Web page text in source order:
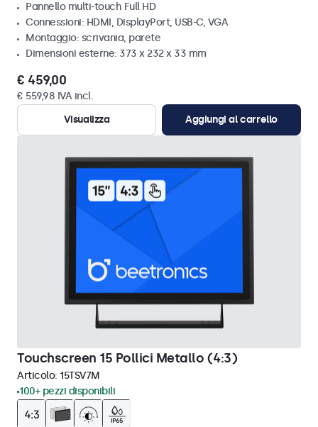
Pannello multi-touch Full HD
Connessioni: HDMI, DisplayPort, USB-C, VGA
Montaggio: scrivania, parete
Dimensioni esterne: 373 x 232 x 33 mm
€ 459,00
€ 559,98 IVA incl.
Visualizza
Aggiungi al carrello
Touchscreen 15 Pollici Metallo (4:3)
Articolo: 15TSV7M
100+ pezzi disponibili